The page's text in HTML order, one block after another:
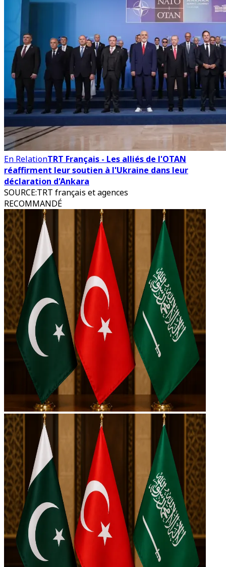
En RelationTRT Français - Les alliés de l'OTAN
réaffirment leur soutien à l'Ukraine dans leur
déclaration d'Ankara
SOURCE:TRT français et agences
RECOMMANDÉ